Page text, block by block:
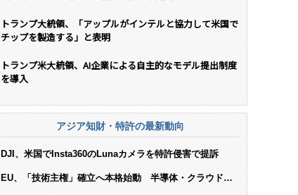
トランプ大統領、「アップルがインテルと協力して米国で
チップを製造する」と表明
トランプ米大統領、AI企業による自主的なモデル提出制度
を導入
アジア知財・特許の最新動向
DJI、米国でInsta360のLunaカメラを特許侵害で提訴
EU、「技術主権」確立へ本格始動 半導体・クラウド・